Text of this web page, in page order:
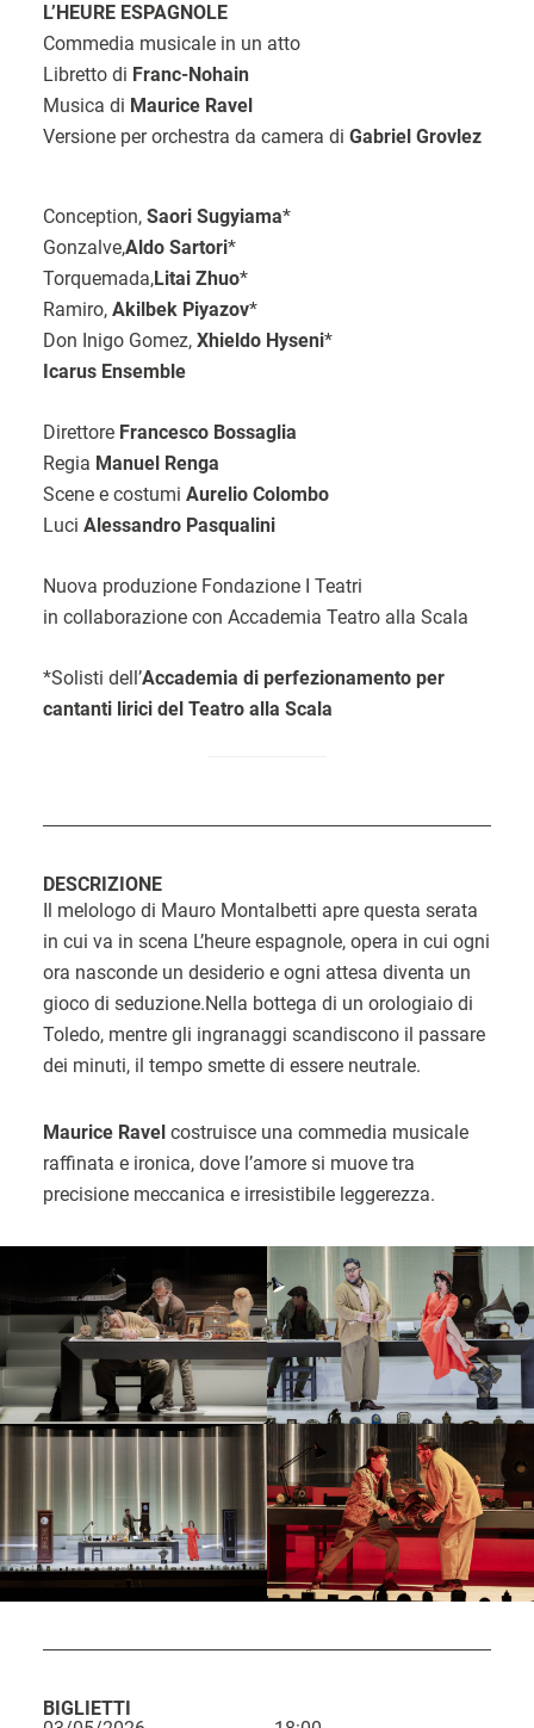
L’HEURE ESPAGNOLE
Commedia musicale in un atto
Libretto di Franc-Nohain
Musica di Maurice Ravel
Versione per orchestra da camera di Gabriel Grovlez
Conception, Saori Sugyiama*
Gonzalve,Aldo Sartori*
Torquemada,Litai Zhuo*
Ramiro, Akilbek Piyazov*
Don Inigo Gomez, Xhieldo Hyseni*
Icarus Ensemble
Direttore Francesco Bossaglia
Regia Manuel Renga
Scene e costumi Aurelio Colombo
Luci Alessandro Pasqualini
Nuova produzione Fondazione I Teatri
in collaborazione con Accademia Teatro alla Scala
*Solisti dell’Accademia di perfezionamento per
cantanti lirici del Teatro alla Scala
DESCRIZIONE
Il melologo di Mauro Montalbetti apre questa serata
in cui va in scena L’heure espagnole, opera in cui ogni
ora nasconde un desiderio e ogni attesa diventa un
gioco di seduzione.Nella bottega di un orologiaio di
Toledo, mentre gli ingranaggi scandiscono il passare
dei minuti, il tempo smette di essere neutrale.
Maurice Ravel costruisce una commedia musicale
raffinata e ironica, dove l’amore si muove tra
precisione meccanica e irresistibile leggerezza.
BIGLIETTI